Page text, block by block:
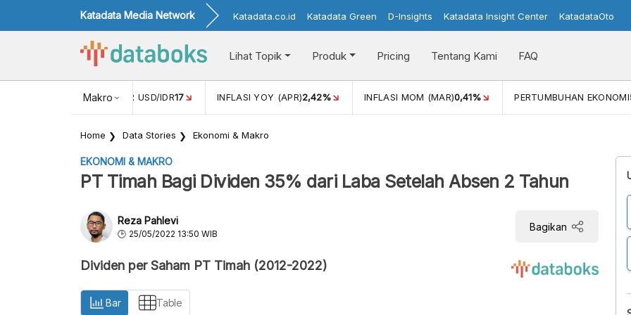
Katadata Media Network Katadata.co.id Katadata Green D-Insights Katadata Insight Center KatadataOto
Lihat Topik Produk Pricing Tentang Kami FAQ
Makro
NILAI TUKAR USD/IDR17 INFLASI YOY (APR)2,42% INFLASI MOM (MAR)0,41% PERTUMBUHAN EKONOMI
Home Data Stories Ekonomi & Makro
EKONOMI & MAKRO
PT Timah Bagi Dividen 35% dari Laba Setelah Absen 2 Tahun
Reza Pahlevi
25/05/2022 13:50 WIB
Bagikan
Dividen per Saham PT Timah (2012-2022)
Bar Table